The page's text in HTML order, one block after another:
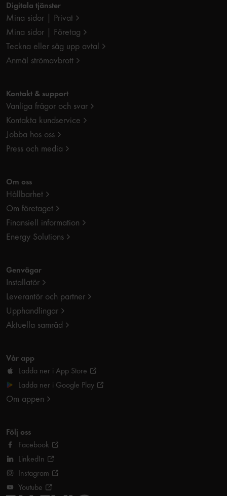
Digitala tjänster
Mina sidor | Privat
Mina sidor | Företag
Teckna eller säg upp avtal
Anmäl strömavbrott
Kontakt & support
Vanliga frågor och svar
Kontakta kundservice
Jobba hos oss
Press och media
Om oss
Hållbarhet
Om företaget
Finansiell information
Energy Solutions
Genvägar
Installatör
Leverantör och partner
Upphandlingar
Aktuella samråd
Vår app
Ladda ner i App Store
Ladda ner i Google Play
Om appen
Följ oss
Facebook
LinkedIn
Instagram
Youtube